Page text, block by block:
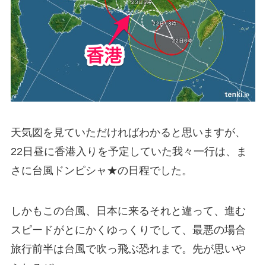
天気図を見ていただければわかると思いますが、
22日昼に香港入りを予定していた我々一行は、ま
さに台風ドンピシャ★の日程でした。
しかもこの台風、日本に来るそれと違って、進む
スピードがとにかくゆっくりでして、最悪の場合
旅行前半は台風で吹っ飛ぶ恐れまで。先が思いや